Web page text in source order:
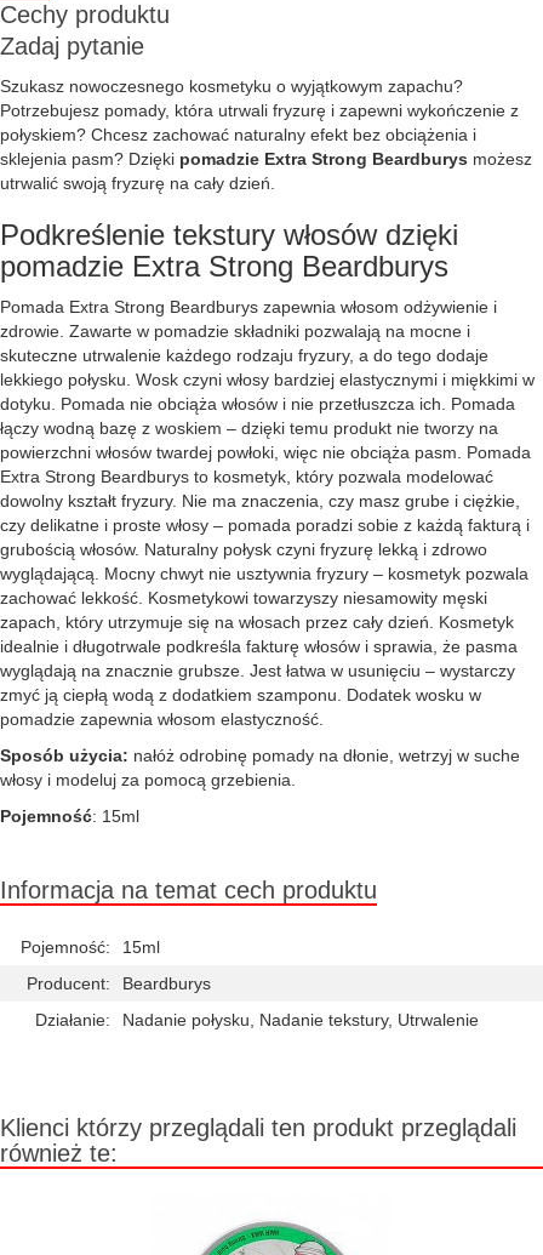
Cechy produktu
Zadaj pytanie
Szukasz nowoczesnego kosmetyku o wyjątkowym zapachu?
Potrzebujesz pomady, która utrwali fryzurę i zapewni wykończenie z
połyskiem? Chcesz zachować naturalny efekt bez obciążenia i
sklejenia pasm? Dzięki pomadzie Extra Strong Beardburys możesz
utrwalić swoją fryzurę na cały dzień.
Podkreślenie tekstury włosów dzięki
pomadzie Extra Strong Beardburys
Pomada Extra Strong Beardburys zapewnia włosom odżywienie i
zdrowie. Zawarte w pomadzie składniki pozwalają na mocne i
skuteczne utrwalenie każdego rodzaju fryzury, a do tego dodaje
lekkiego połysku. Wosk czyni włosy bardziej elastycznymi i miękkimi w
dotyku. Pomada nie obciąża włosów i nie przetłuszcza ich. Pomada
łączy wodną bazę z woskiem – dzięki temu produkt nie tworzy na
powierzchni włosów twardej powłoki, więc nie obciąża pasm. Pomada
Extra Strong Beardburys to kosmetyk, który pozwala modelować
dowolny kształt fryzury. Nie ma znaczenia, czy masz grube i ciężkie,
czy delikatne i proste włosy – pomada poradzi sobie z każdą fakturą i
grubością włosów. Naturalny połysk czyni fryzurę lekką i zdrowo
wyglądającą. Mocny chwyt nie usztywnia fryzury – kosmetyk pozwala
zachować lekkość. Kosmetykowi towarzyszy niesamowity męski
zapach, który utrzymuje się na włosach przez cały dzień. Kosmetyk
idealnie i długotrwale podkreśla fakturę włosów i sprawia, że pasma
wyglądają na znacznie grubsze. Jest łatwa w usunięciu – wystarczy
zmyć ją ciepłą wodą z dodatkiem szamponu. Dodatek wosku w
pomadzie zapewnia włosom elastyczność.
Sposób użycia: nałóż odrobinę pomady na dłonie, wetrzyj w suche
włosy i modeluj za pomocą grzebienia.
Pojemność: 15ml
Informacja na temat cech produktu
Pojemność:
15ml
Producent:
Beardburys
Działanie:
Nadanie połysku, Nadanie tekstury, Utrwalenie
Klienci którzy przeglądali ten produkt przeglądali
również te: